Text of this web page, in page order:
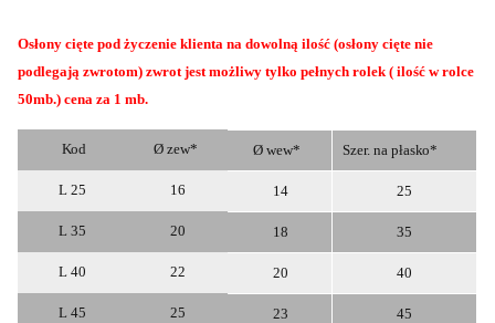
Osłony cięte pod życzenie klienta na dowolną ilość (osłony cięte nie
podlegają zwrotom) zwrot jest możliwy tylko pełnych rolek ( ilość w rolce
50mb.) cena za 1 mb.
Kod Ø zew* Ø wew* Szer. na płasko*
L 25 16 14 25
L 35 20 18 35
L 40 22 20 40
L 45 25 23 45